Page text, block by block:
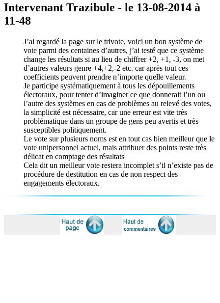
Intervenant Trazibule - le 13-08-2014 à
11-48
J’ai regardé la page sur le trivote, voici un bon système de
vote parmi des centaines d’autres, j’ai testé que ce système
change les résultats si au lieu de chiffrer +2, +1, -3, on met
d’autres valeurs genre +4,+2,-2 etc. car après tout ces
coefficients peuvent prendre n’importe quelle valeur.
Je participe systématiquement à tous les dépouillements
électoraux, pour tenter d’imaginer ce que donnerait l’un ou
l’autre des systèmes en cas de problèmes au relevé des votes,
la simplicité est nécessaire, car une erreur est vite très
problématique dans un groupe de gens peu avertis et très
susceptibles politiquement.
Le vote sur plusieurs noms est en tout cas bien meilleur que le
vote unipersonnel actuel, mais attribuer des points reste très
délicat en comptage des résultats
Cela dit un meilleur vote restera incomplet s’il n’existe pas de
procédure de destitution en cas de non respect des
engagements électoraux.